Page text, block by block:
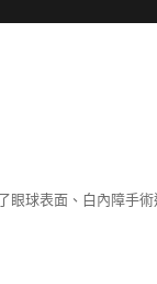
球表面、白內障手